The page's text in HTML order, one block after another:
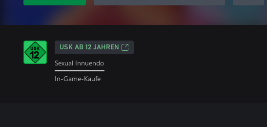
USK AB 12 JAHREN
Sexual Innuendo
In-Game-Käufe